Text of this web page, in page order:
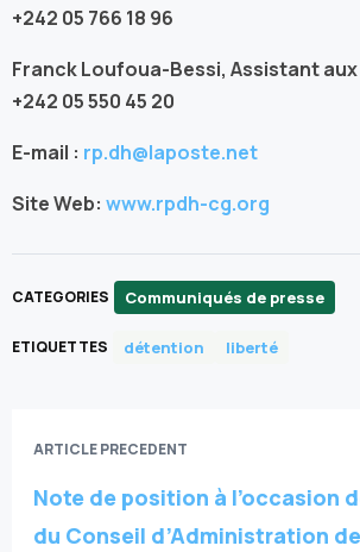
+242 05 766 18 96
Franck Loufoua-Bessi, Assistant
+242 05 550 45 20
E-mail : rp.dh@laposte.net
Site Web: www.rpdh-cg.org
CATEGORIES Communiqués de presse
ETIQUETTES détention liberté
ARTICLE PRECEDENT
Note de position à l’occasion
du Conseil d’Administration de